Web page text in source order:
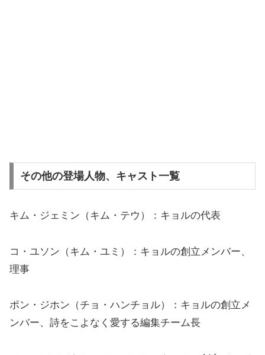
その他の登場人物、キャスト一覧
キム・ジェミン（キム・テウ）：キョルの代表
コ・ユソン（キム・ユミ）：キョルの創立メンバー、
理事
ポン・ジホン（チョ・ハンチョル）：キョルの創立メ
ンバー、詩をこよなく愛する編集チーム長